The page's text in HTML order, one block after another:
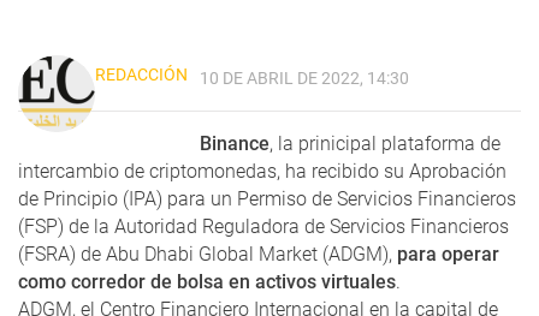
REDACCIÓN 10 DE ABRIL DE 2022, 14:30
Binance, la prinicipal plataforma de
intercambio de criptomonedas, ha recibido su Aprobación
de Principio (IPA) para un Permiso de Servicios Financieros
(FSP) de la Autoridad Reguladora de Servicios Financieros
(FSRA) de Abu Dhabi Global Market (ADGM), para operar
como corredor de bolsa en activos virtuales.
ADGM, el Centro Financiero Internacional en la capital de